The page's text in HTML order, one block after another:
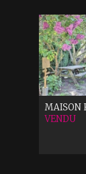
MAISON
VENDU